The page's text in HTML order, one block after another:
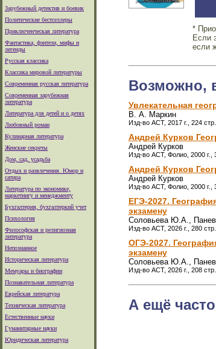
Зарубежный детектив и боевик
Политические бестселлеры
Приключенческая литература
Фантастика, фэнтези, мифы и
легенды
Русская классика
Классика мировой литературы
Современная русская литература
Современная зарубежная
литература
Литература для детей и о детях
Любовный роман
Кулинарная литература
Женские секреты
Дом, сад, усадьба
Отдых и развлечения. Юмор и
сатира
Литература по экономике,
маркетингу и менеджменту
Бухгалтерия, бухгалтеркий учет
Психология
Философская и религиозная
литература
Непознанное
Историческая литература
Мемуары и биографии
Познавательная литература
Еврейская литература
Техническая литература
Естественные науки
Гуманитарные науки
Юридическая литература
*
Если
если
Возможно,
Увлекательная
В. А. Маркин
Изд-во АСТ, 2017 г., 224
Андрей Курков
Андрей Курков
Изд-во АСТ, Фолио, 2000 г.,
Андрей Курков
Андрей Курков
Изд-во АСТ, Фолио, 2000 г.,
ЕГЭ-2027.
экзамену
Соловьева Ю.А.,
Изд-во АСТ, 2026 г., 280
ОГЭ-2027.
экзамену
Соловьева Ю.А.,
Изд-во АСТ, 2026 г., 208
А ещё